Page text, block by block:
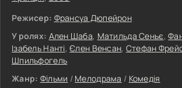
Режисер: Франсуа Дюпейрон
У ролях: Ален Шаба, Матильда Сеньє,
Ізабель Нанті,Єлен Венсан, Стефан
Шпильфогель
Жанр: Фільми / Мелодрама / Комедія